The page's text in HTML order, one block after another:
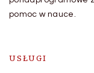
pomoc w nauce.
USŁUGI